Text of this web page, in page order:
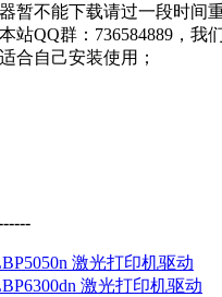
暂不能下载请过一段时间重
站QQ群：736584889，我
合自己安装使用；
激光打印机驱动
激光打印机驱动